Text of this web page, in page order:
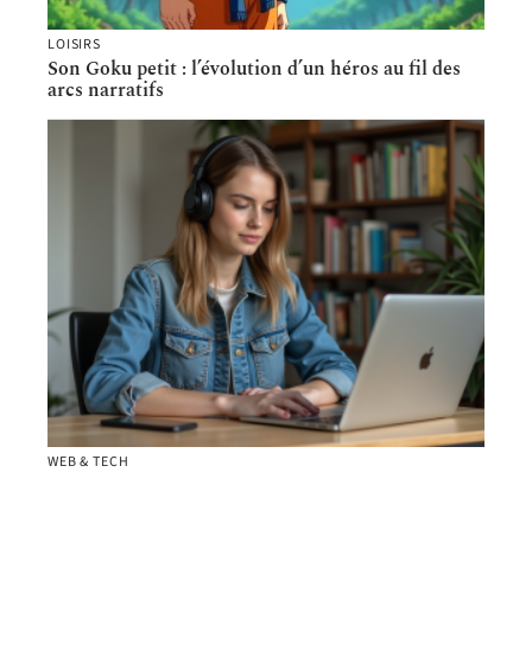
LOISIRS
Son Goku petit : l’évolution d’un héros au fil des
arcs narratifs
WEB & TECH